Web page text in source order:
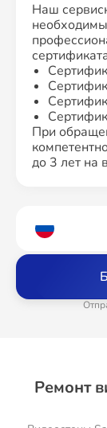
Наш
При
до 3 лет на
Ремонт